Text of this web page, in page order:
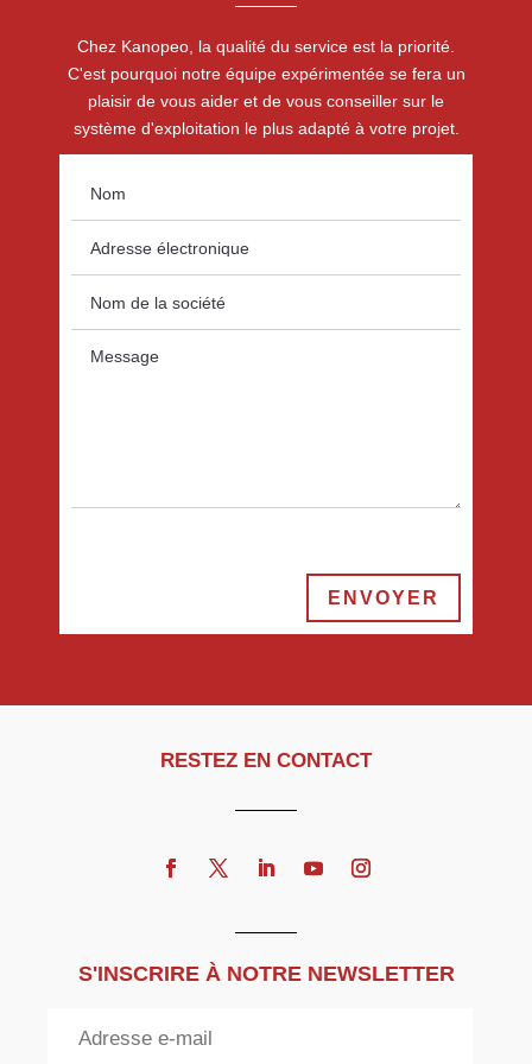
Chez Kanopeo, la qualité du service est la priorité.
C'est pourquoi notre équipe expérimentée se fera un
plaisir de vous aider et de vous conseiller sur le
système d'exploitation le plus adapté à votre projet.
ENVOYER
RESTEZ EN CONTACT
S'INSCRIRE À NOTRE NEWSLETTER